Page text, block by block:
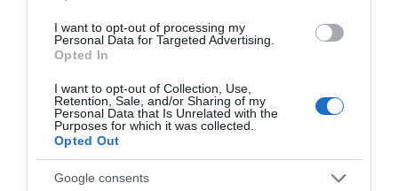
I want to opt-out of processing my
Personal Data for Targeted Advertising.
Opted In
I want to opt-out of Collection, Use,
Retention, Sale, and/or Sharing of my
Personal Data that Is Unrelated with the
Purposes for which it was collected.
Opted Out
Google consents
περιπολικό; Η απάντηση που
λίγοι οδηγοί γνωρίζουν
Εύβοια: Όλο το χωριό ενώνεται
για το «στιφάδο της Παναγίας» –
Το έθιμο που συνεχίζεται
09.08.2026 | 18:20